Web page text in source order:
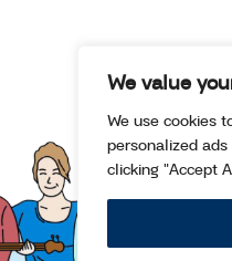
We value
We use cookies
personalized
clicking "Accept